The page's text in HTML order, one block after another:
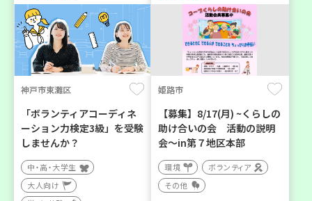
神戸市東灘区
「ボランティアコーディネ
ーション力検定3級」を受験
しませんか？
中・高・大学生
大人向け
姫路市
【募集】8/17(月) ~くらしの
助け合いの会 活動の説明
会～in第７地区本部
環境
ボランティア
その他